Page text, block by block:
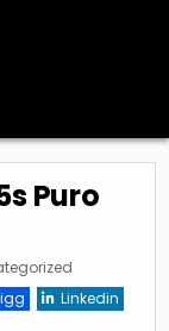
Puro
Linkedin